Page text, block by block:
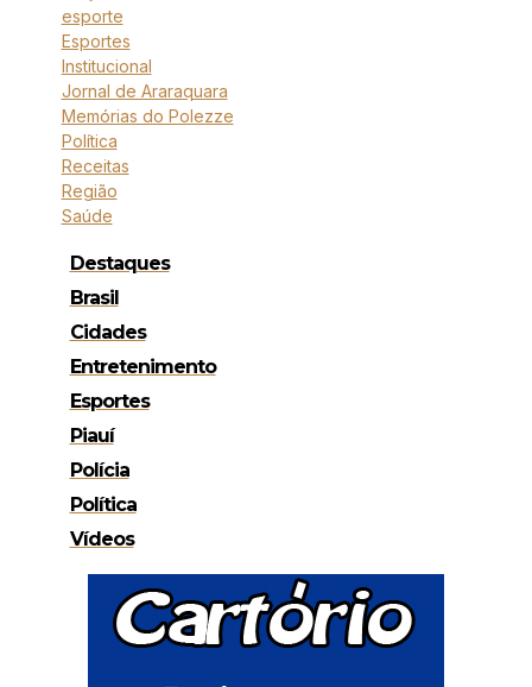
esporte
Esportes
Institucional
Jornal de Araraquara
Memórias do Polezze
Política
Receitas
Região
Saúde
Destaques
Brasil
Cidades
Entretenimento
Esportes
Piauí
Polícia
Política
Vídeos